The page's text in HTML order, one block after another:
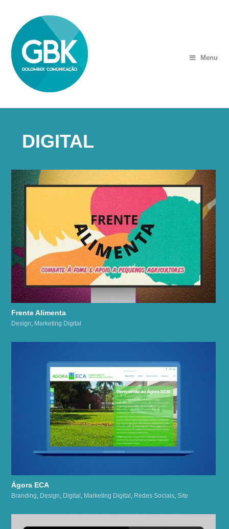
Menu
DIGITAL
Frente Alimenta
Design, Marketing Digital
Ágora ECA
Branding, Design, Digital , Marketing Digital , Redes Sociais,Site